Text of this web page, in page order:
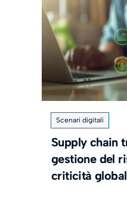
Scenari digitali
Supply chain
gestione del
criticità